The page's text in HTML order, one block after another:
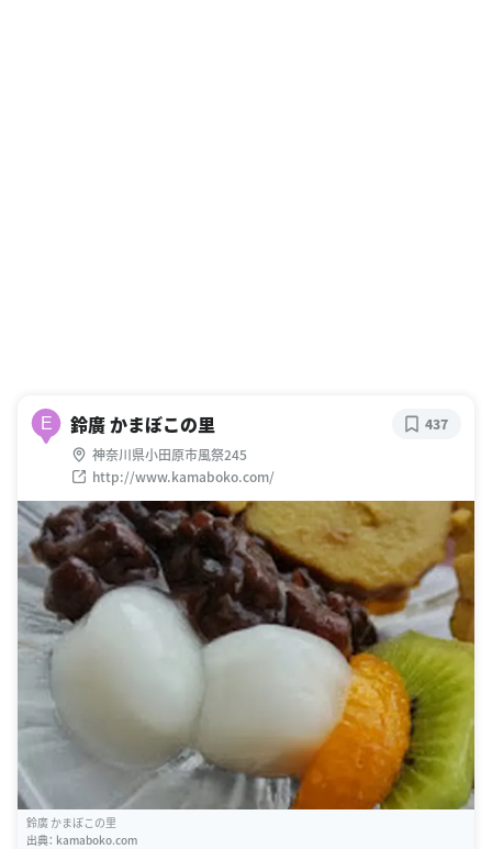
E 鈴廣 かまぼこの里
神奈川県小田原市風祭245
http://www.kamaboko.com/
437
鈴廣 かまぼこの里
出典： kamaboko.com